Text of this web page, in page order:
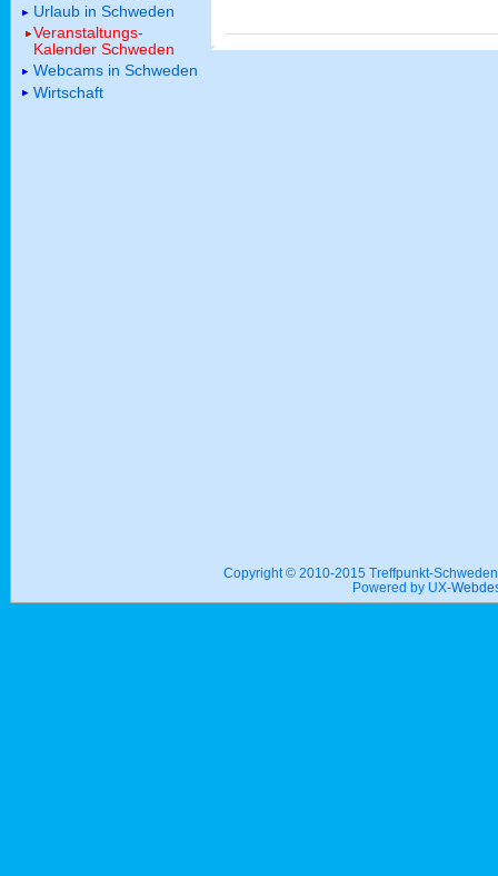
Urlaub in Schweden
Veranstaltungs-
Kalender Schweden
Webcams in Schweden
Wirtschaft
Copyright © 2010-2015 Treffpunkt-
Powered by UX-